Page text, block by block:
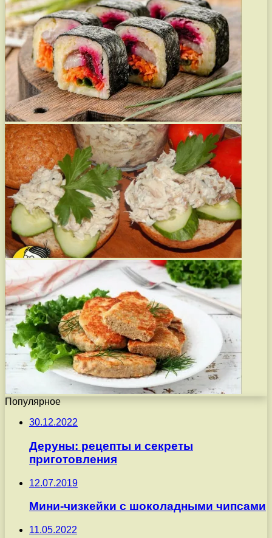
Популярное
30.12.2022
Деруны: рецепты и секреты
приготовления
12.07.2019
Мини-чизкейки с шоколадными чипсами
11.05.2022